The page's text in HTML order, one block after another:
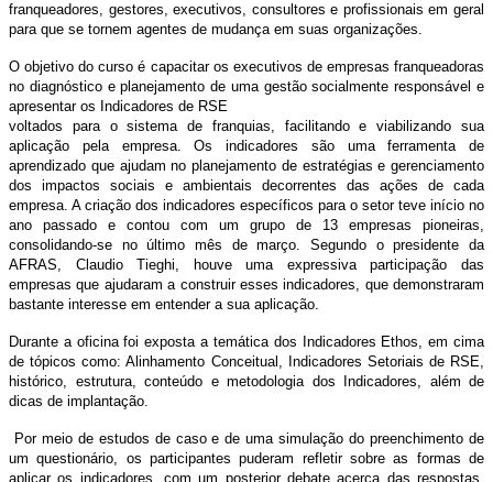
franqueadores, gestores, executivos, consultores e profissionais em geral
para que se tornem agentes de mudança em suas organizações.
O objetivo do curso é capacitar os executivos de empresas franqueadoras
no diagnóstico e planejamento de uma gestão socialmente responsável e
apresentar os Indicadores de RSE
voltados para o sistema de franquias, facilitando e viabilizando sua
aplicação pela empresa. Os indicadores são uma ferramenta de
aprendizado que ajudam no planejamento de estratégias e gerenciamento
dos impactos sociais e ambientais decorrentes das ações de cada
empresa. A criação dos indicadores específicos para o setor teve início no
ano passado e contou com um grupo de 13 empresas pioneiras,
consolidando-se no último mês de março. Segundo o presidente da
AFRAS, Claudio Tieghi, houve uma expressiva participação das
empresas que ajudaram a construir esses indicadores, que demonstraram
bastante interesse em entender a sua aplicação.
Durante a oficina foi exposta a temática dos Indicadores Ethos, em cima
de tópicos como: Alinhamento Conceitual, Indicadores Setoriais de RSE,
histórico, estrutura, conteúdo e metodologia dos Indicadores, além de
dicas de implantação.
Por meio de estudos de caso e de uma simulação do preenchimento de
um questionário, os participantes puderam refletir sobre as formas de
aplicar os indicadores, com um posterior debate acerca das respostas.